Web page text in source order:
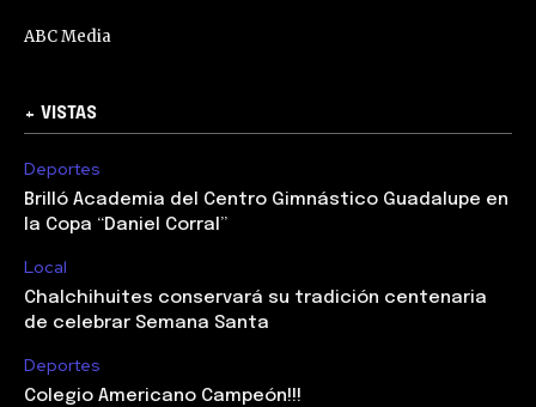
ABC Media
+ VISTAS
Deportes
Brilló Academia del Centro Gimnástico Guadalupe en
la Copa “Daniel Corral”
Local
Chalchihuites conservará su tradición centenaria
de celebrar Semana Santa
Deportes
Colegio Americano Campeón!!!